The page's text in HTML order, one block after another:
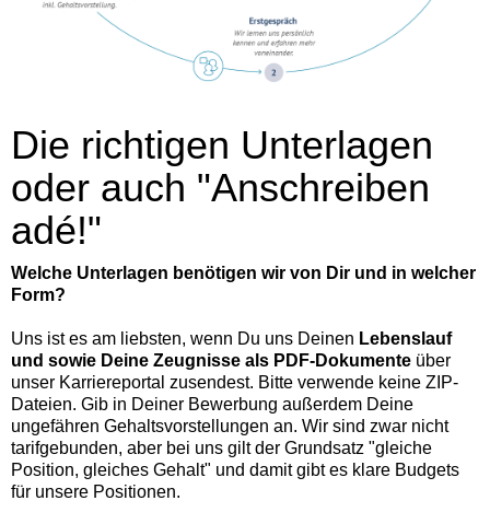
Die richtigen Unterlagen
oder auch "Anschreiben
adé!"
Welche Unterlagen benötigen wir von Dir und in welcher
Form?
Uns ist es am liebsten, wenn Du uns Deinen Lebenslauf
und sowie Deine Zeugnisse als PDF-Dokumente über
unser Karriereportal zusendest. Bitte verwende keine ZIP-
Dateien. Gib in Deiner Bewerbung außerdem Deine
ungefähren Gehaltsvorstellungen an. Wir sind zwar nicht
tarifgebunden, aber bei uns gilt der Grundsatz "gleiche
Position, gleiches Gehalt" und damit gibt es klare Budgets
für unsere Positionen.